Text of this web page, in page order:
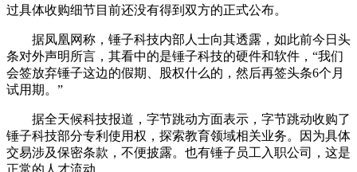
过具体收购细节目前还没有得到双方的正式公布。
据凤凰网称，锤子科技内部人士向其透露，如此前今日头
条对外声明所言，其看中的是锤子科技的硬件和软件，“我们
会签放弃锤子这边的假期、股权什么的，然后再签头条6个月
试用期。”
据全天候科技报道，字节跳动方面表示，字节跳动收购了
锤子科技部分专利使用权，探索教育领域相关业务。因为具体
交易涉及保密条款，不便披露。也有锤子员工入职公司，这是